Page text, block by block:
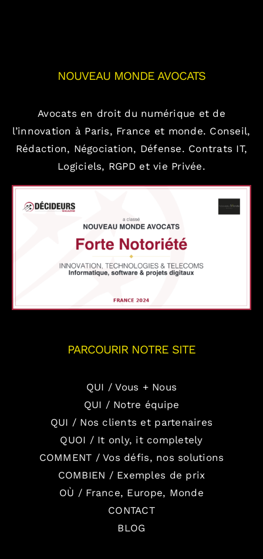
NOUVEAU MONDE AVOCATS
Avocats en droit du numérique et de
l’innovation à Paris, France et monde. Conseil,
Rédaction, Négociation, Défense. Contrats IT,
Logiciels, RGPD et vie Privée.
PARCOURIR NOTRE SITE
QUI / Vous + Nous
QUI / Notre équipe
QUI / Nos clients et partenaires
QUOI / It only, it completely
COMMENT / Vos défis, nos solutions
COMBIEN / Exemples de prix
OÙ / France, Europe, Monde
CONTACT
BLOG